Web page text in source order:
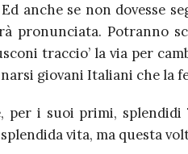
anche se non dovesse
pronunciata. Potranno
traccio’ la via per
giovani Italiani che la
per i suoi primi, splendidi
vita, ma questa